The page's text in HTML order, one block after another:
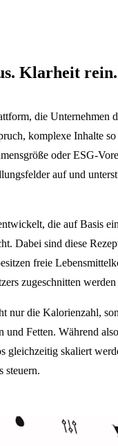
Klarheit rein.
die Unternehmen
komplexe Inhalte
oder ESG-
auf und
die auf Basis
Dabei sind diese
freie
zugeschnitten
nur die Kalorienzahl,
Fetten. Während
gleichzeitig skaliert
steuern.